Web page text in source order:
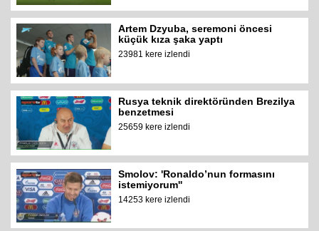
Artem Dzyuba, seremoni öncesi
küçük kıza şaka yaptı
23981 kere izlendi
Rusya teknik direktöründen Brezilya
benzetmesi
25659 kere izlendi
Smolov: 'Ronaldo’nun formasını
istemiyorum''
14253 kere izlendi